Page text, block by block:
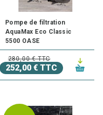
Pompe de filtration
AquaMax Eco Classic
5500 OASE
280,00 € TTC
252,00 € TTC